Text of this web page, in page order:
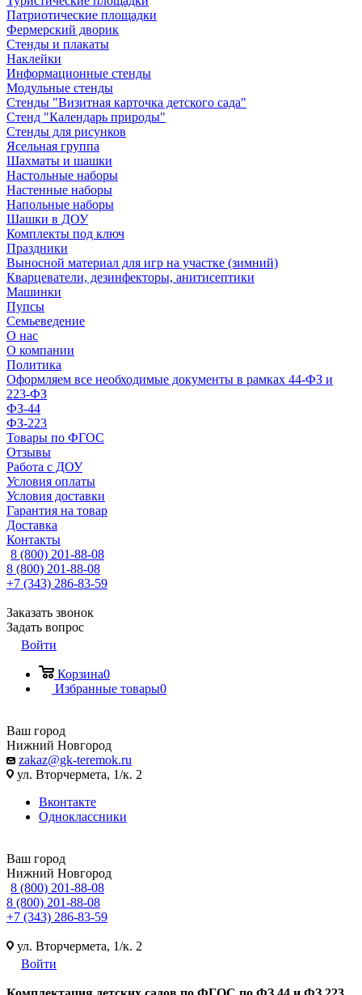
Патриотические площадки
Фермерский дворик
Стенды и плакаты
Наклейки
Информационные стенды
Модульные стенды
Стенды "Визитная карточка детского сада"
Стенд "Календарь природы"
Стенды для рисунков
Ясельная группа
Шахматы и шашки
Настольные наборы
Настенные наборы
Напольные наборы
Шашки в ДОУ
Комплекты под ключ
Праздники
Выносной материал для игр на участке (зимний)
Кварцеватели, дезинфекторы, анитисептики
Машинки
Пупсы
Семьеведение
О нас
О компании
Политика
Оформляем все необходимые документы в рамках 44-ФЗ и
223-ФЗ
ФЗ-44
ФЗ-223
Товары по ФГОС
Отзывы
Работа с ДОУ
Условия оплаты
Условия доставки
Гарантия на товар
Доставка
Контакты
8 (800) 201-88-08
8 (800) 201-88-08
+7 (343) 286-83-59
Заказать звонок
Задать вопрос
Войти
Корзина0
Избранные товары0
Ваш город
Нижний Новгород
zakaz@gk-teremok.ru
ул. Вторчермета, 1/к. 2
Вконтакте
Одноклассники
Ваш город
Нижний Новгород
8 (800) 201-88-08
8 (800) 201-88-08
+7 (343) 286-83-59
ул. Вторчермета, 1/к. 2
Войти